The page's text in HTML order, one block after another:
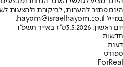
היום פתוח להערות, לביקורת ולהצעות
במייל hayom@israelhayom.co.il.
יום ראשון, 3.5.2026
ט"ז באייר תשפ"ו
חדשות
דעות
ספורט
ForReal